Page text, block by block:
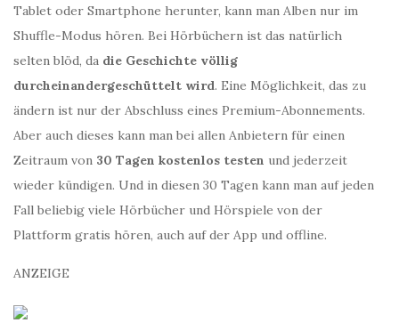
Tablet oder Smartphone herunter, kann man Alben nur im
Shuffle-Modus hören. Bei Hörbüchern ist das natürlich
selten blöd, da die Geschichte völlig
durcheinandergeschüttelt wird. Eine Möglichkeit, das zu
ändern ist nur der Abschluss eines Premium-Abonnements.
Aber auch dieses kann man bei allen Anbietern für einen
Zeitraum von 30 Tagen kostenlos testen und jederzeit
wieder kündigen. Und in diesen 30 Tagen kann man auf jeden
Fall beliebig viele Hörbücher und Hörspiele von der
Plattform gratis hören, auch auf der App und offline.
ANZEIGE